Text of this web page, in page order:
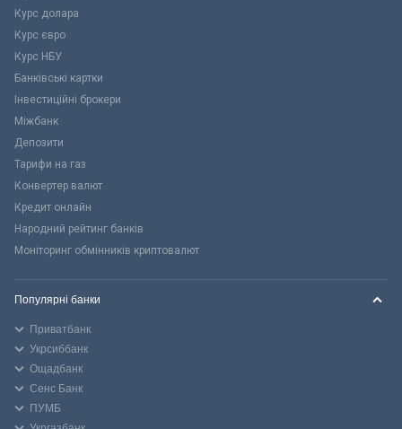
Курс долара
Курс євро
Курс НБУ
Банківські картки
Інвестиційні брокери
Міжбанк
Депозити
Тарифи на газ
Конвертер валют
Кредит онлайн
Народний рейтинг банків
Моніторинг обмінників криптовалют
Популярні банки
Приватбанк
Укрсиббанк
Ощадбанк
Сенс Банк
ПУМБ